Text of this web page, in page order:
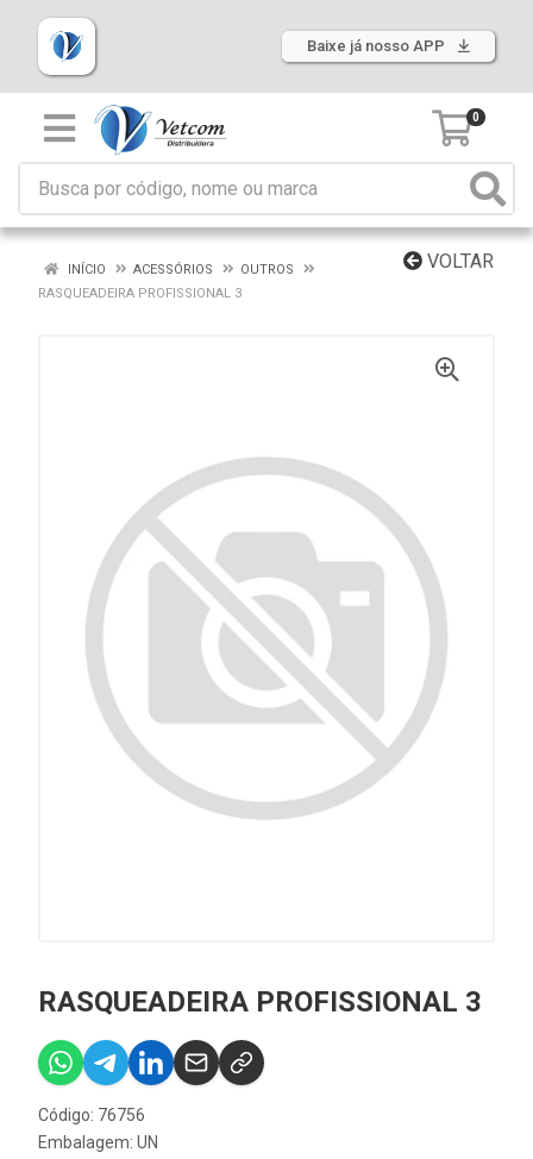
Baixe já nosso APP
0
VOLTAR
INÍCIO ACESSÓRIOS
OUTROS
RASQUEADEIRA PROFISSIONAL 3
RASQUEADEIRA PROFISSIONAL 3
Código: 76756
Embalagem: UN